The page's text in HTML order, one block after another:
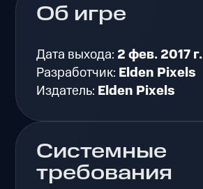
Об игре
Дата выхода: 2 фев. 2017 г.
Разработчик: Elden Pixels
Издатель: Elden Pixels
Системные
требования